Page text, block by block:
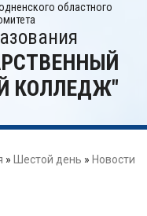
областного
КОЛЛЕДЖ"
» Шестой день » Новости